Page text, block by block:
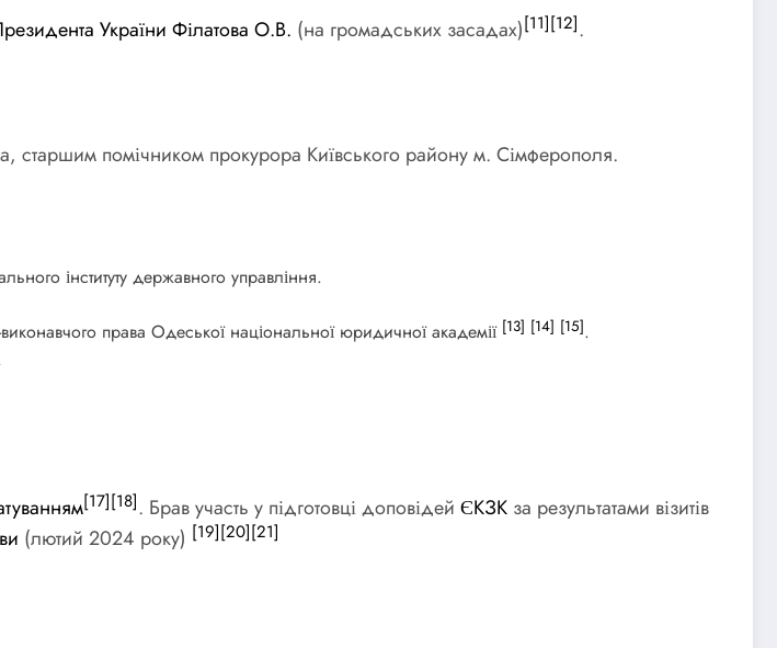
України Філатова О.В. (на громадських засадах)[11][12].
помічником прокурора Київського району м. Сімферополя.
інституту державного управління.
права Одеської національної юридичної академії [13] [14] [15].
[17][18]. Брав участь у підготовці доповідей ЄКЗК за результатами візитів
(лютий 2024 року) [19][20][21]